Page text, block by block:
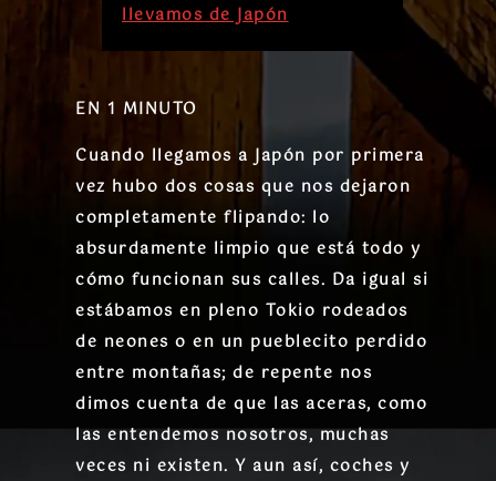
llevamos de Japón
EN 1 MINUTO
Cuando llegamos a Japón por primera
vez hubo dos cosas que nos dejaron
completamente flipando: lo
absurdamente limpio que está todo y
cómo funcionan sus calles. Da igual si
estábamos en pleno Tokio rodeados
de neones o en un pueblecito perdido
entre montañas; de repente nos
dimos cuenta de que las aceras, como
las entendemos nosotros, muchas
veces ni existen. Y aun así, coches y